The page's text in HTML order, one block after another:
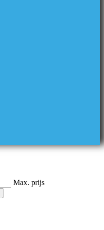
Max. prijs